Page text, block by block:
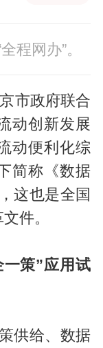
程网办”。
市政府联合
动创新发展
动便利化综
简称《数据
这也是全国
件。
策”应用试
供给、数据